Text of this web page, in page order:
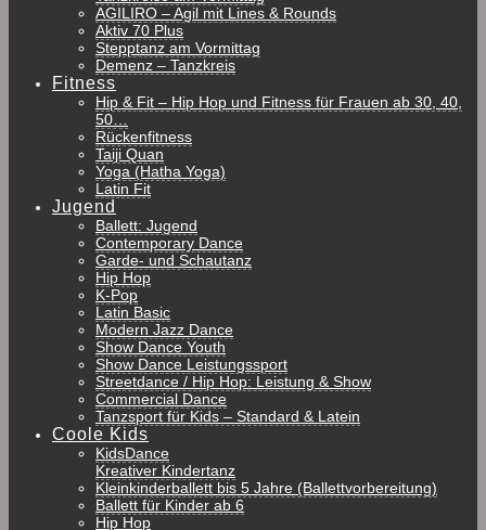
AGILIRO – Agil mit Lines & Rounds
Aktiv 70 Plus
Stepptanz am Vormittag
Demenz – Tanzkreis
Fitness
Hip & Fit – Hip Hop und Fitness für Frauen ab 30, 40,
50…
Rückenfitness
Taiji Quan
Yoga (Hatha Yoga)
Latin Fit
Jugend
Ballett: Jugend
Contemporary Dance
Garde- und Schautanz
Hip Hop
K-Pop
Latin Basic
Modern Jazz Dance
Show Dance Youth
Show Dance Leistungssport
Streetdance / Hip Hop: Leistung & Show
Commercial Dance
Tanzsport für Kids – Standard & Latein
Coole Kids
KidsDance
Kreativer Kindertanz
Kleinkinderballett bis 5 Jahre (Ballettvorbereitung)
Ballett für Kinder ab 6
Hip Hop